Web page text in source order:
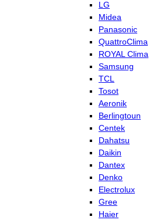
LG
Midea
Panasonic
QuattroClima
ROYAL Clima
Samsung
TCL
Tosot
Aeronik
Berlingtoun
Centek
Dahatsu
Daikin
Dantex
Denko
Electrolux
Gree
Haier